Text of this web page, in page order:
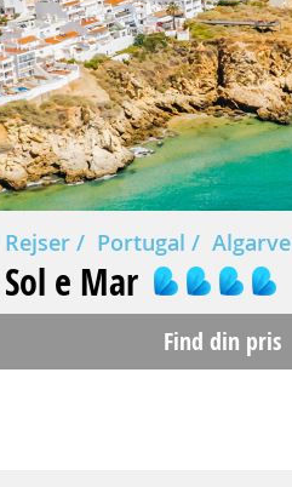
Rejser Portugal Algarve
Sol e Mar
Find din pris